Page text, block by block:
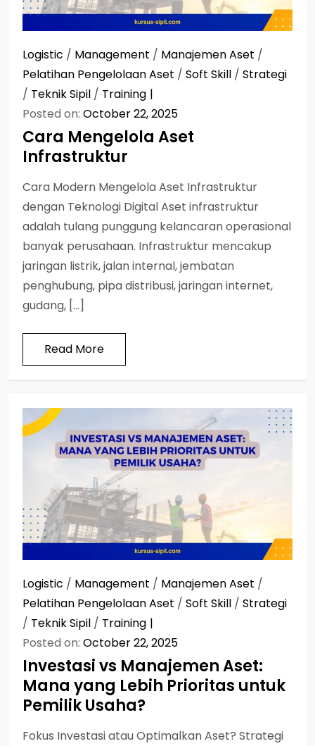
Logistic / Management / Manajemen Aset /
Pelatihan Pengelolaan Aset / Soft Skill / Strategi
/ Teknik Sipil / Training
Posted on: October 22, 2025
Cara Mengelola Aset
Infrastruktur
Cara Modern Mengelola Aset Infrastruktur
dengan Teknologi Digital Aset infrastruktur
adalah tulang punggung kelancaran operasional
banyak perusahaan. Infrastruktur mencakup
jaringan listrik, jalan internal, jembatan
penghubung, pipa distribusi, jaringan internet,
gudang, […]
Read More
Logistic / Management / Manajemen Aset /
Pelatihan Pengelolaan Aset / Soft Skill / Strategi
/ Teknik Sipil / Training
Posted on: October 22, 2025
Investasi vs Manajemen Aset:
Mana yang Lebih Prioritas untuk
Pemilik Usaha?
Fokus Investasi atau Optimalkan Aset? Strategi